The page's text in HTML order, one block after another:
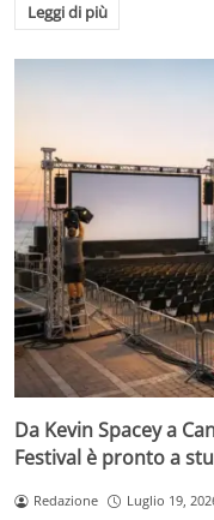
Leggi di più
Da Kevin Spacey a
Festival è pronto a
Redazione Luglio 19,